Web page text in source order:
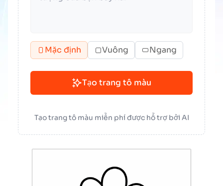
Mặc định Vuông Ngang
Tạo trang tô màu
Tạo trang tô màu miễn phí được hỗ trợ bởi AI